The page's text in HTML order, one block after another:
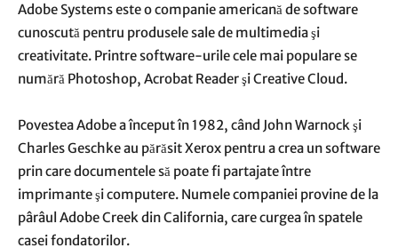
Adobe Systems este o companie americană de software
cunoscută pentru produsele sale de multimedia şi
creativitate. Printre software-urile cele mai populare se
numără Photoshop, Acrobat Reader şi Creative Cloud.
Povestea Adobe a început în 1982, când John Warnock şi
Charles Geschke au părăsit Xerox pentru a crea un software
prin care documentele să poate fi partajate între
imprimante şi computere. Numele companiei provine de la
pârâul Adobe Creek din California, care curgea în spatele
casei fondatorilor.